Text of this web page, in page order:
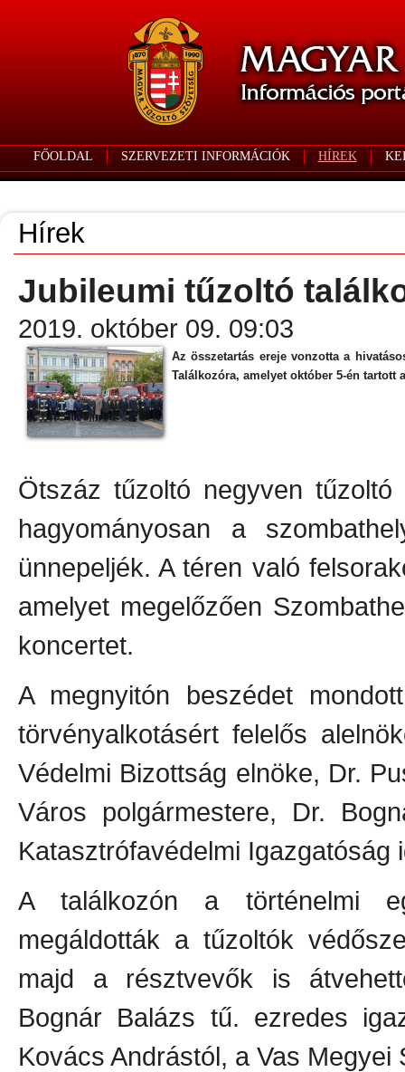
FŐOLDAL SZERVEZETI INFORMÁCIÓK HÍREK
Hírek
Jubileumi tűzoltó
2019. október 09. 09:03
Az összetartás ereje vonzotta a
Találkozóra, amelyet október 5-én tartott
Ötszáz tűzoltó negyven
hagyományosan a
ünnepeljék. A téren való
amelyet megelőzően
koncertet.
A megnyitón beszédet
törvényalkotásért felelős
Védelmi Bizottság elnöke, Dr.
Város polgármestere, Dr.
Katasztrófavédelmi Igazgatóság
A találkozón a történelmi
megáldották a tűzoltók
majd a résztvevők is
Bognár Balázs tű. ezredes
Kovács Andrástól, a Vas